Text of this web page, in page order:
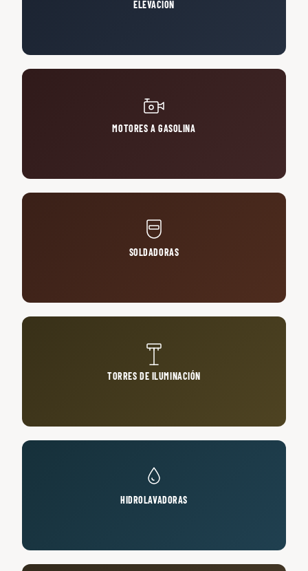
ELEVACIÓN
MOTORES A GASOLINA
SOLDADORAS
TORRES DE ILUMINACIÓN
HIDROLAVADORAS